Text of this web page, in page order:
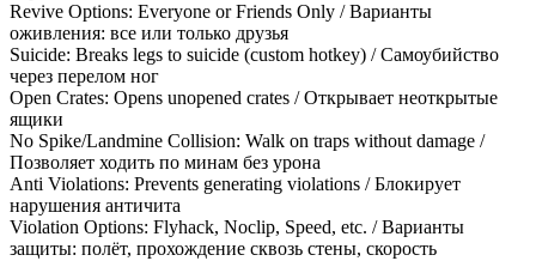
Revive Options: Everyone or Friends Only / Варианты
оживления: все или только друзья
Suicide: Breaks legs to suicide (custom hotkey) / Самоубийство
через перелом ног
Open Crates: Opens unopened crates / Открывает неоткрытые
ящики
No Spike/Landmine Collision: Walk on traps without damage /
Позволяет ходить по минам без урона
Anti Violations: Prevents generating violations / Блокирует
нарушения античита
Violation Options: Flyhack, Noclip, Speed, etc. / Варианты
защиты: полёт, прохождение сквозь стены, скорость